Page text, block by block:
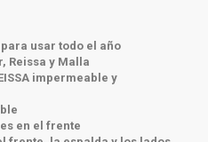
usar todo el año
Reissa y Malla
impermeable y
en el frente